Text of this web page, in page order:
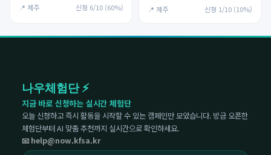
📍 제주 신청 6/10 (60%) 📍 제주 신청 1/10 (10%)
나우체험단 ⚡
지금 바로 신청하는 실시간 체험단
오늘 신청하고 즉시 활동을 시작할 수 있는 캠페인만 모았습니다. 방금 오픈한
체험단부터 AI 맞춤 추천까지 실시간으로 확인하세요.
📧 help@now.kfsa.kr